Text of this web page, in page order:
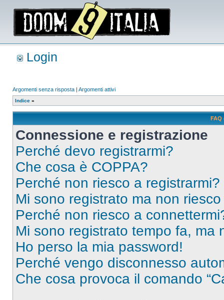
Login
Argomenti senza risposta | Argomenti attivi
Indice »
FAQ
Connessione e registrazione
Perché devo registrarmi?
Che cosa è COPPA?
Perché non riesco a registrarmi?
Mi sono registrato ma non
Perché non riesco a
Mi sono registrato tempo fa, ma
Ho perso la mia password!
Perché vengo disconnesso
Che cosa provoca il comando